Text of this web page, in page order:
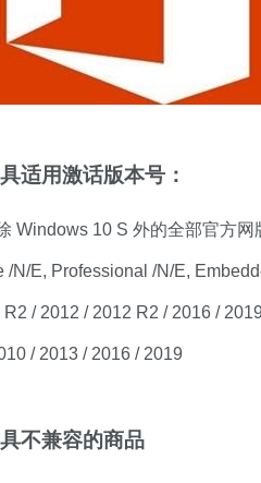
适用激话版本号：
Windows 10 S 外的全部官方网
/N/E, Professional /N/E,
/ 2012 / 2012 R2 / 2016 / 2019
/ 2013 / 2016 / 2019
不兼容的商品